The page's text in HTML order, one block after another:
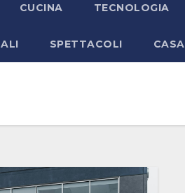
CUCINA TECNOLOGIA
SPETTACOLI CASA